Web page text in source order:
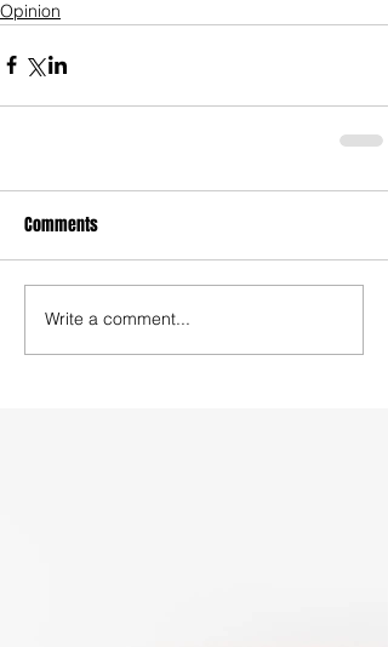
Opinion
Comments
Write a comment...